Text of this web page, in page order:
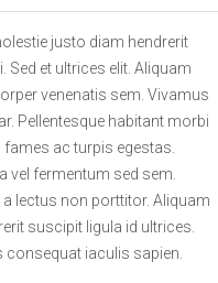
justo diam hendrerit
et ultrices elit. Aliquam
venenatis sem. Vivamus
Pellentesque habitant morbi
ac turpis egestas.
vel fermentum sed sem.
lectus non porttitor. Aliquam
suscipit ligula id ultrices.
iaculis sapien.